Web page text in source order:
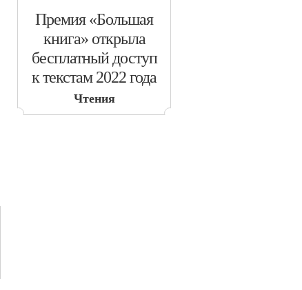
​Премия «Большая
книга» открыла
бесплатный доступ
к текстам 2022 года
Чтения